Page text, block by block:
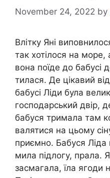
November 24, 2022 by
Влітку Яні
так хотілося на
вона поїде до бабусі
тилася. Де цікавий
бабусі Ліди була
господарський двір,
бабуся тримала там
валятися на цьому
приємно. Бабуся Ліда
мила підлогу, прала.
засмагала, їла ягоди